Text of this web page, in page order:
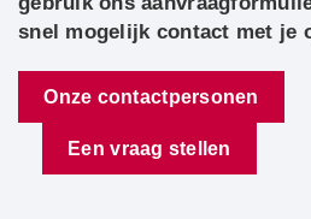
snel mogelijk contact met je
Onze contactpersonen
Een vraag stellen